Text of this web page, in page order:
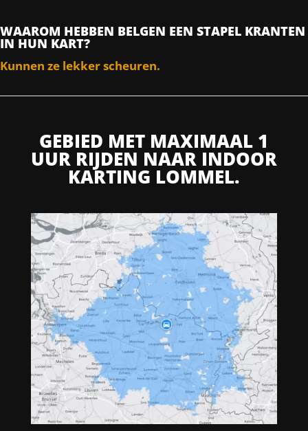
WAAROM HEBBEN BELGEN EEN STAPEL KRANTEN
IN HUN KART?
Kunnen ze lekker scheuren.
GEBIED MET MAXIMAAL 1
UUR RIJDEN NAAR INDOOR
KARTING LOMMEL.